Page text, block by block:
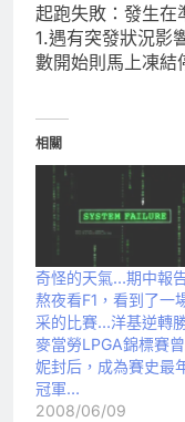
起跑失敗：發生在
1.遇有突發狀況影
數開始則馬上凍結
相關
奇怪的天氣…期中報
熬夜看F1，看到了一
采的比賽…洋基逆轉
麥當勞LPGA錦標賽
妮封后，成為賽史最
冠軍…
2008/06/09